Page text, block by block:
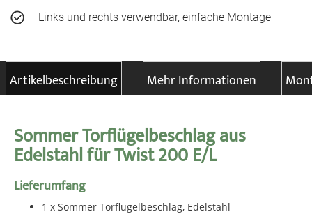
Links und rechts verwendbar, einfache Montage
Artikelbeschreibung Mehr Informationen
Sommer Torflügelbeschlag aus
Edelstahl für Twist 200 E/L
Lieferumfang
1 x Sommer Torflügelbeschlag, Edelstahl